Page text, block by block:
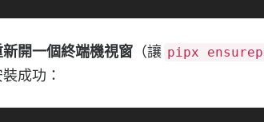
新開一個終端機視窗 （讓 pipx
成功：